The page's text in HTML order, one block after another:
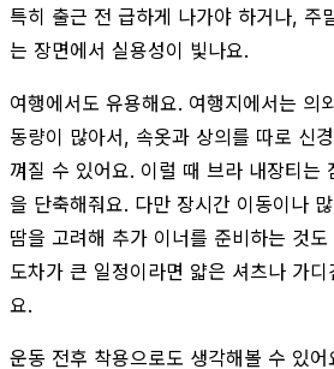
특히 출근 전 급하게 나가야 하거나, 주
는 장면에서 실용성이 빛나요.
여행에서도 유용해요. 여행지에서는 의
동량이 많아서, 속옷과 상의를 따로 신
껴질 수 있어요. 이럴 때 브라 내장티는
을 단축해줘요. 다만 장시간 이동이나
땀을 고려해 추가 이너를 준비하는 것
도차가 큰 일정이라면 얇은 셔츠나 가
요.
운동 전후 착용으로도 생각해볼 수 있